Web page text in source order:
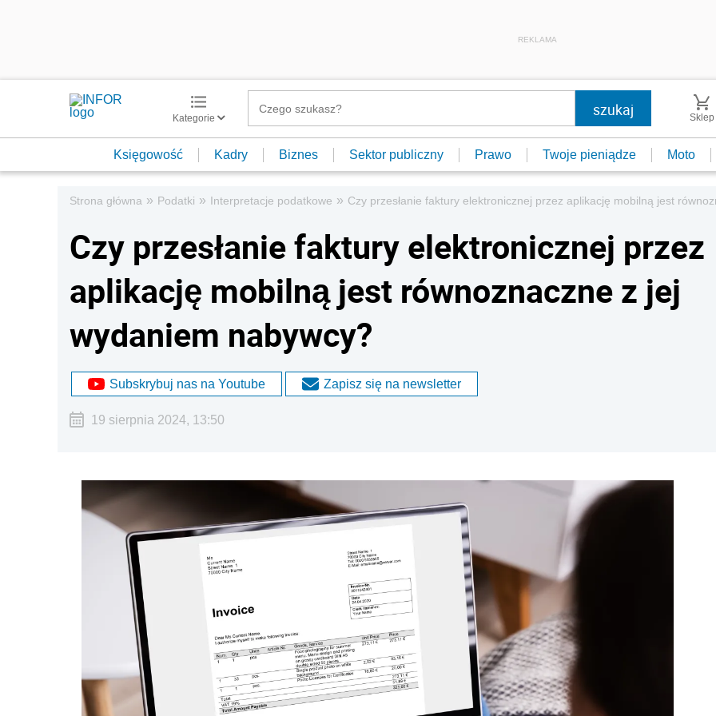
REKLAMA
Kategorie Sklep
Księgowość Kadry Biznes Sektor publiczny Prawo Twoje pieniądze Moto
Strona główna » Podatki » Interpretacje podatkowe » Czy przesłanie faktury elektronicznej przez aplikację mobilną jest
Czy przesłanie faktury elektronicznej przez
aplikację mobilną jest równoznaczne z jej
wydaniem nabywcy?
Subskrybuj nas na Youtube Zapisz się na newsletter
19 sierpnia 2024, 13:50